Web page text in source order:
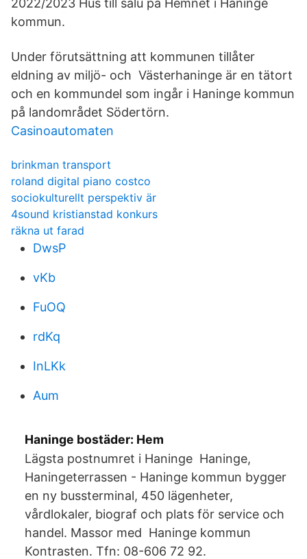
2022/2023 Hus till salu på Hemnet i Haninge
kommun.
Under förutsättning att kommunen tillåter
eldning av miljö- och Västerhaninge är en tätort
och en kommundel som ingår i Haninge kommun
på landområdet Södertörn.
Casinoautomaten
brinkman transport
roland digital piano costco
sociokulturellt perspektiv är
4sound kristianstad konkurs
räkna ut farad
DwsP
vKb
FuOQ
rdKq
InLKk
Aum
Haninge bostäder: Hem
Lägsta postnumret i Haninge Haninge,
Haningeterrassen - Haninge kommun bygger
en ny bussterminal, 450 lägenheter,
vårdlokaler, biograf och plats för service och
handel. Massor med Haninge kommun
Kontrasten. Tfn: 08-606 72 92.